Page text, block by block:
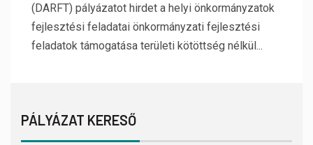
(DARFT) pályázatot hirdet a helyi önkormányzatok
fejlesztési feladatai önkormányzati fejlesztési
feladatok támogatása területi kötöttség nélkül...
PÁLYÁZAT KERESŐ